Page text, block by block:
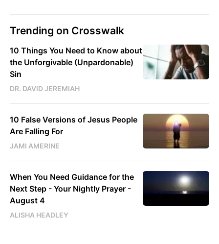
Trending on Crosswalk
10 Things You Need to Know about
the Unforgivable (Unpardonable)
Sin
DR. DAVID JEREMIAH
10 False Versions of Jesus People
Are Falling For
JAMI AMERINE
When You Need Guidance for the
Next Step - Your Nightly Prayer -
August 4
ALISHA HEADLEY